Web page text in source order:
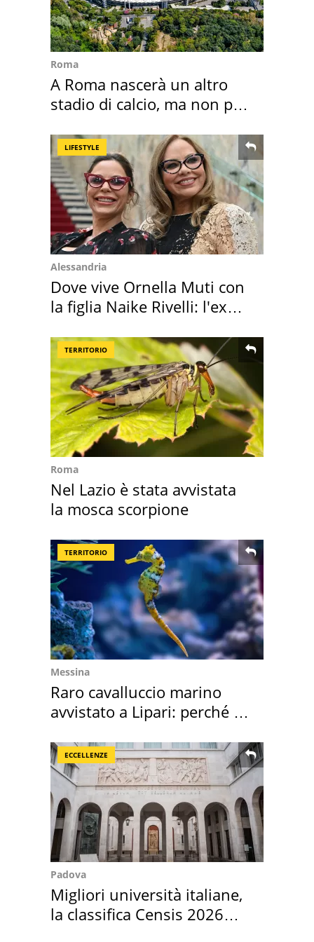
Roma
A Roma nascerà un altro
stadio di calcio, ma non per
LIFESTYLE
Alessandria
Dove vive Ornella Muti con
la figlia Naike Rivelli: l'ex
TERRITORIO
Roma
Nel Lazio è stata avvistata
la mosca scorpione
TERRITORIO
Messina
Raro cavalluccio marino
avvistato a Lipari: perché è
ECCELLENZE
Padova
Migliori università italiane,
la classifica Censis 2026